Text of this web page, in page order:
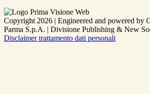
Copyright 2026 | Engineered and powered by
Parma S.p.A. | Divisione Publishing & New
Disclaimer trattamento dati personali